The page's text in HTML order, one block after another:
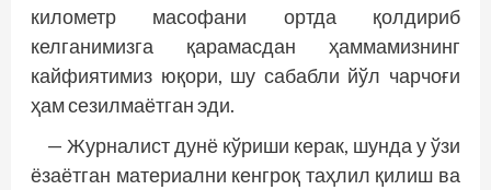
километр масофани ортда қолдириб
келганимизга қарамасдан ҳаммамизнинг
кайфиятимиз юқори, шу сабабли йўл чарчоғи
ҳам сезилмаётган эди.
— Журналист дунё кўриши керак, шунда у ўзи
ёзаётган материални кенгроқ таҳлил қилиш ва